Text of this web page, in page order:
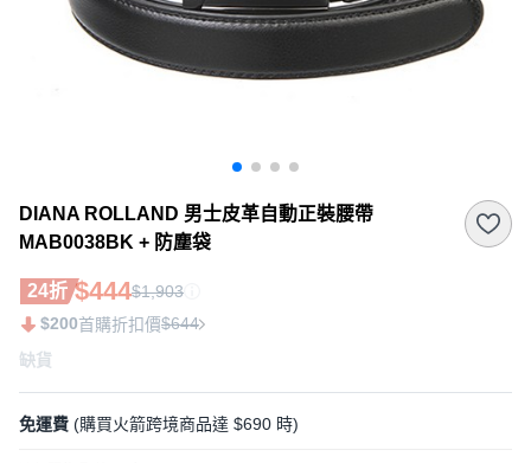
DIANA ROLLAND 男士皮革自動正裝腰帶
MAB0038BK + 防塵袋
24折 $444$1,903
$200首購折扣價$644
缺貨
免運費 (購買火箭跨境商品達 $690 時)